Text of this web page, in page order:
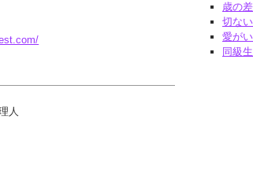
人
歳の差
切な
愛が
同級